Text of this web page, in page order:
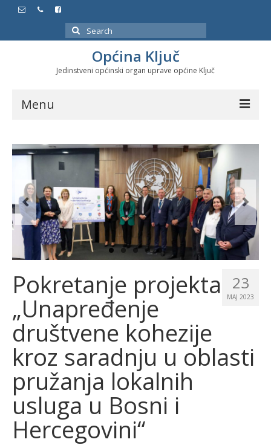
Search
for:
Općina Ključ
Jedinstveni općinski organ uprave općine Ključ
Menu
Službeni glasnici
Javne nabavke
Značajni datumi i manifestacije
Program energetske efikasnosti u stambenom
sektoru
23
MAJ 2023
Pokretanje projekta
„Unapređenje
društvene kohezije
kroz saradnju u oblasti
pružanja lokalnih
usluga u Bosni i
Hercegovini“